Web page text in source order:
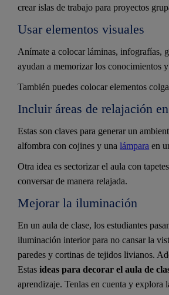
crear islas de trabajo para proyectos
Usar elementos visuales
Anímate a colocar láminas, infografías,
ayudan a memorizar los conocimientos
También puedes colocar elementos
Incluir áreas de relajación
Estas son claves para generar un
alfombra con cojines y unalámpara en
Otra idea es sectorizar el aula con
conversar de manera relajada.
Mejorar la iluminación
En un aula de clase, los estudiantes
iluminación interior para no cansar la
paredes y cortinas de tejidos livianos.
Estasideas para decorar el aula de
aprendizaje. Tenlas en cuenta y explora